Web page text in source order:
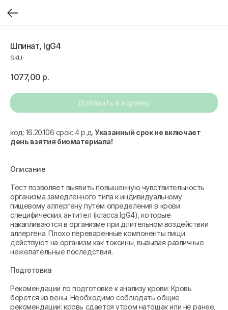
Шпинат, IgG4
SKU:
1077,00 р.
Добавить в корзину
код: 16.20.106 срок: 4 р.д.Указанный срок не включает
день взятия биоматериала!
Описание
Тест позволяет выявить повышенную чувствительность
организма замедленного типа к индивидуальному
пищевому аллергену путем определения в крови
специфических антител (класса IgG4), которые
накапливаются в организме при длительном воздействии
аллергена. Плохо переваренные компоненты пищи
действуют на организм как токсины, вызывая различные
нежелательные последствия.
Подготовка
Рекомендации по подготовке к анализу крови: Кровь
берется из вены. Необходимо соблюдать общие
рекомендации: кровь сдается утром натощак или не ранее,